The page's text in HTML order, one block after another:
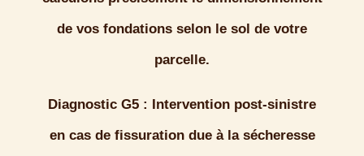
de vos fondations selon le sol de votre
parcelle.
Diagnostic G5 : Intervention post-sinistre
en cas de fissuration due à la sécheresse